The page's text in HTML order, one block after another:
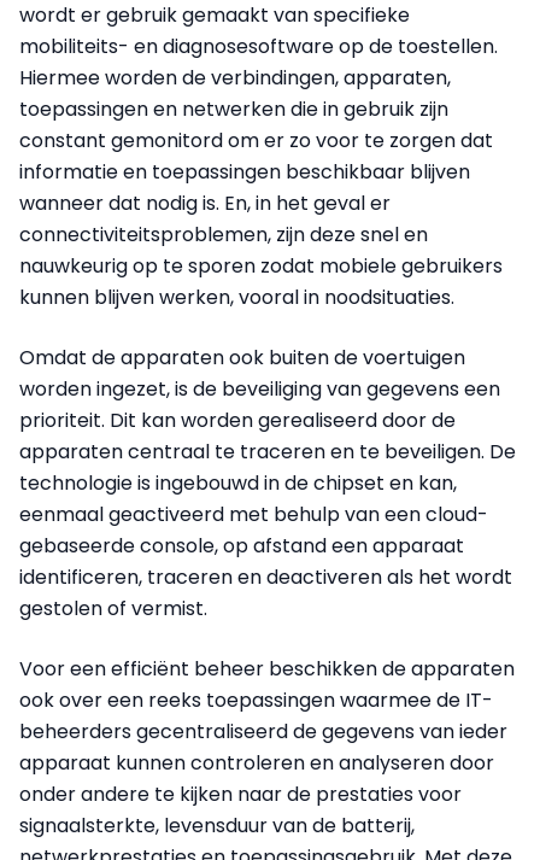
wordt er gebruik gemaakt van specifieke
mobiliteits- en diagnosesoftware op de toestellen.
Hiermee worden de verbindingen, apparaten,
toepassingen en netwerken die in gebruik zijn
constant gemonitord om er zo voor te zorgen dat
informatie en toepassingen beschikbaar blijven
wanneer dat nodig is. En, in het geval er
connectiviteitsproblemen, zijn deze snel en
nauwkeurig op te sporen zodat mobiele gebruikers
kunnen blijven werken, vooral in noodsituaties.
Omdat de apparaten ook buiten de voertuigen
worden ingezet, is de beveiliging van gegevens een
prioriteit. Dit kan worden gerealiseerd door de
apparaten centraal te traceren en te beveiligen. De
technologie is ingebouwd in de chipset en kan,
eenmaal geactiveerd met behulp van een cloud-
gebaseerde console, op afstand een apparaat
identificeren, traceren en deactiveren als het wordt
gestolen of vermist.
Voor een efficiënt beheer beschikken de apparaten
ook over een reeks toepassingen waarmee de IT-
beheerders gecentraliseerd de gegevens van ieder
apparaat kunnen controleren en analyseren door
onder andere te kijken naar de prestaties voor
signaalsterkte, levensduur van de batterij,